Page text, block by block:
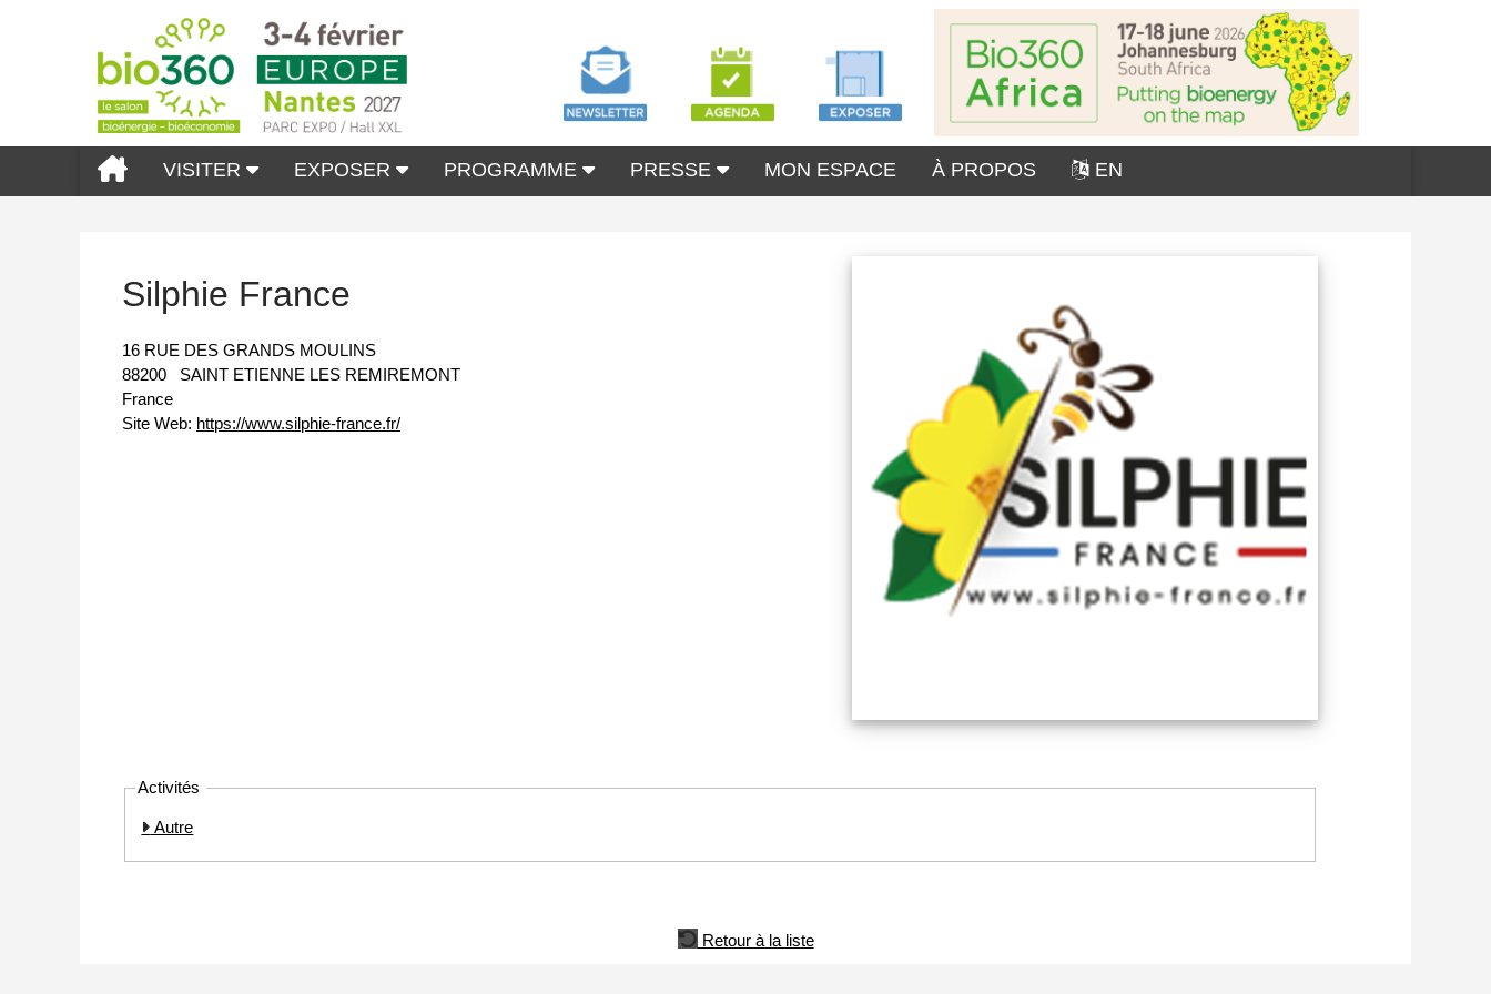
VISITER EXPOSER PROGRAMME PRESSE MON ESPACE À PROPOS EN
Silphie France
16 RUE DES GRANDS MOULINS
88200
SAINT ETIENNE LES REMIREMONT
France
Site Web: https://www.silphie-france.fr/
Activités
Autre
Retour à la liste